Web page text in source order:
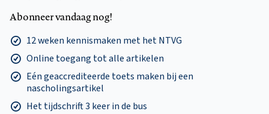
Abonneer vandaag nog!
12 weken kennismaken met het NTVG
Online toegang tot alle artikelen
Eén geaccrediteerde toets maken bij een
nascholingsartikel
Het tijdschrift 3 keer in de bus